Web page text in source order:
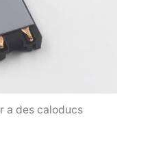
a des caloducs